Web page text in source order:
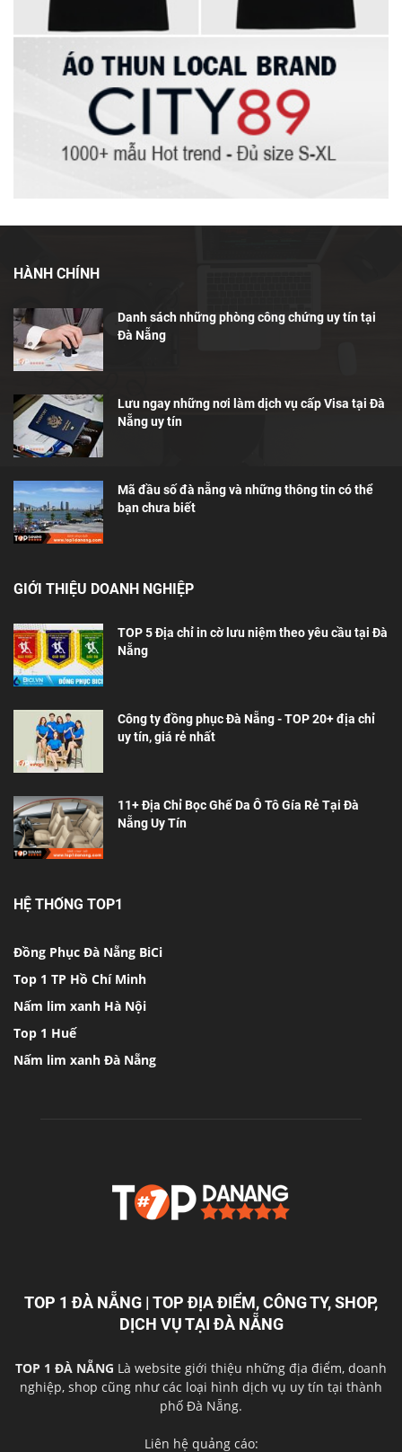
HÀNH CHÍNH
Danh sách những phòng công chứng uy tín tại
Đà Nẵng
Lưu ngay những nơi làm dịch vụ cấp Visa tại Đà
Nẵng uy tín
Mã đầu số đà nẵng và những thông tin có thể
bạn chưa biết
GIỚI THIỆU DOANH NGHIỆP
TOP 5 Địa chỉ in cờ lưu niệm theo yêu cầu tại Đà
Nẵng
Công ty đồng phục Đà Nẵng - TOP 20+ địa chỉ
uy tín, giá rẻ nhất
11+ Địa Chỉ Bọc Ghế Da Ô Tô Gía Rẻ Tại Đà
Nẵng Uy Tín
HỆ THỐNG TOP1
Đồng Phục Đà Nẵng BiCi
Top 1 TP Hồ Chí Minh
Nấm lim xanh Hà Nội
Top 1 Huế
Nấm lim xanh Đà Nẵng
TOP 1 ĐÀ NẴNG | TOP ĐỊA ĐIỂM, CÔNG TY, SHOP,
DỊCH VỤ TẠI ĐÀ NẴNG
TOP 1 ĐÀ NẴNG Là website giới thiệu những địa điểm, doanh
nghiệp, shop cũng như các loại hình dịch vụ uy tín tại thành
phố Đà Nẵng.
Liên hệ quảng cáo: